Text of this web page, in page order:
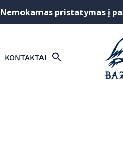
Nemokamas pristatymas į
KONTAKTAI